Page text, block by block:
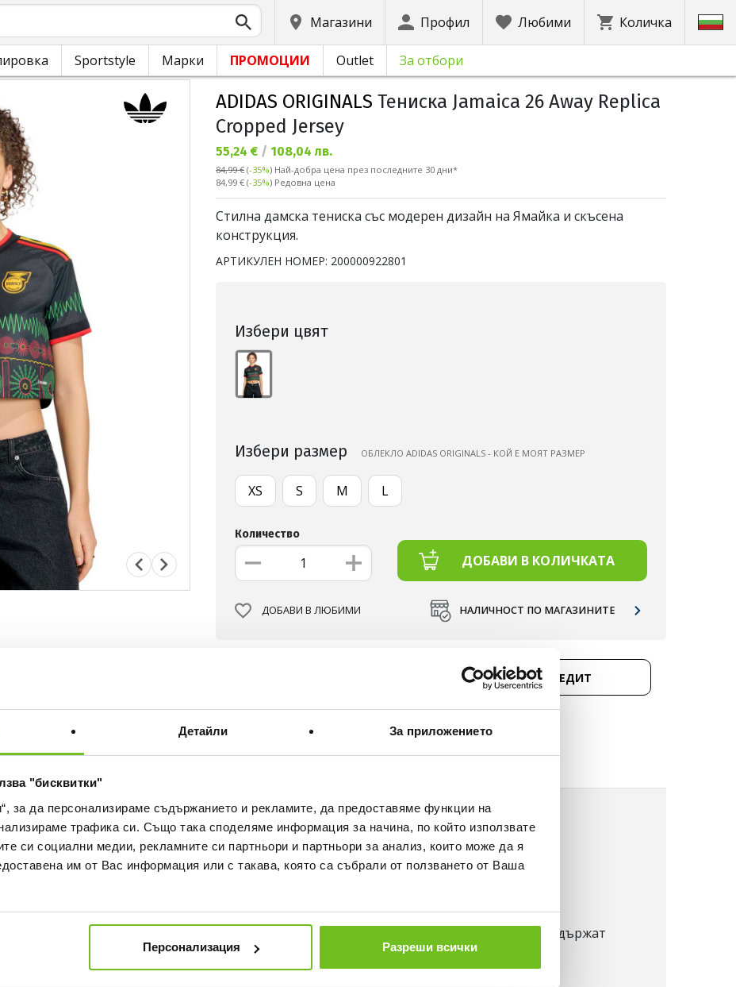
Детайли За приложението
"бисквитки"
за да персонализираме съдържанието и рекламите, да предоставяме функции на
трафика си. Също така споделяме информация за начина, по който използвате
си социални медии, рекламните си партньори и партньори за анализ, които може да я
им от Вас информация или с такава, която са събрали от ползването от Ваша
Персонализация Разреши всички
Магазини Профил Любими Количка
Sportstyle Марки ПРОМОЦИИ Outlet За отбори
ADIDAS ORIGINALS Тениска Jamaica 26 Away Replica
Cropped Jersey
Текуща цена:
55,24 € / 108,04 лв.
84,99 € (-35%) Най-добра цена през последните 30 дни*
Редовна цена:
84,99 € (-35%) Редовна цена
Стилна дамска тениска със модерен дизайн на Ямайка и скъсена
конструкция.
АРТИКУЛЕН НОМЕР: 200000922801
Избери цвят
Избери размер OБЛЕКЛО ADIDAS ORIGINALS - КОЙ Е МОЯТ РАЗМЕР
XS S M L
Количество
ДОБАВИ В КОЛИЧКАТА
ДОБАВИ В ЛЮБИМИ НАЛИЧНОСТ ПО МАГАЗИНИТЕ
30 ДНИ БЕЗПЛАТНО ВРЪЩАНЕ
КУПИ НА КРЕДИТ
технологии, които работят заедно за регулиране на телесната температурата, като задържат
и в същото време позволяват на въздуха да достига до кожата.